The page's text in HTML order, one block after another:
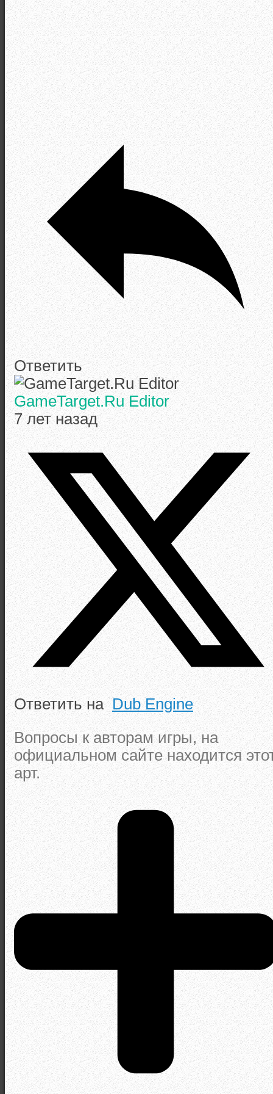
Ответить
GameTarget.Ru Editor
7 лет назад
Ответить наDub Engine
Вопросы к авторам игры, на
официальном сайте находится
арт.